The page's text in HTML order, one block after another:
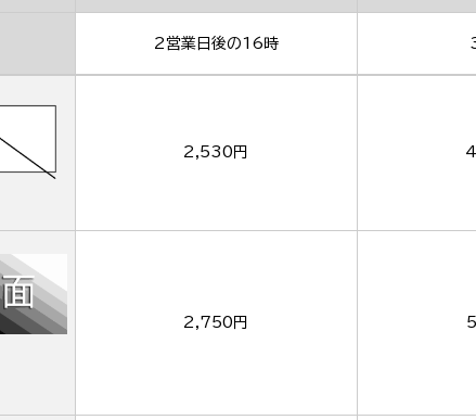
2営業日後の16時
2,530円
2,750円